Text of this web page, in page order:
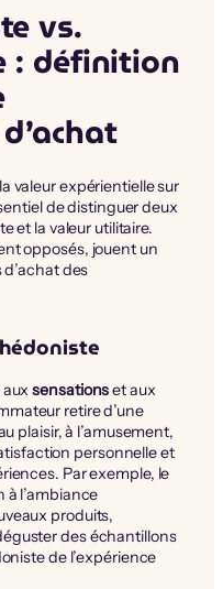
vs.
: définition
valeur expérientielle sur
de distinguer deux
et la valeur utilitaire.
opposés, jouent un
des
auxsensationset aux
retire d’une
plaisir, à l’amusement,
personnelle et
Par exemple, le
à l’ambiance
produits,
des échantillons
de l’expérience